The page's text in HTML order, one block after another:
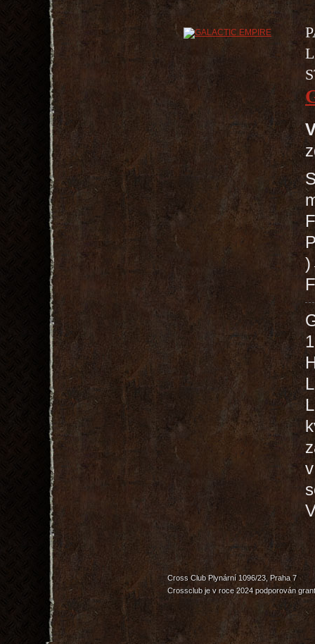
Cross Club Plynární 1096/23, Praha 7
Crossclub je v roce 2024 podporován